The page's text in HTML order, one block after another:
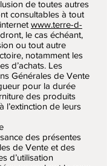
de toutes autres
consultables à tout
www.terre-d-
le cas échéant,
ou tout autre
notamment les
d’achats. Les
Générales de Vente
pour la durée
des produits
l’extinction de leurs
des présentes
de Vente et des
d’utilisation